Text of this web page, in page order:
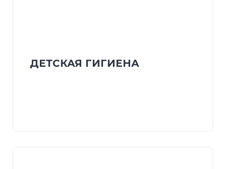
ДЕТСКАЯ ГИГИЕНА